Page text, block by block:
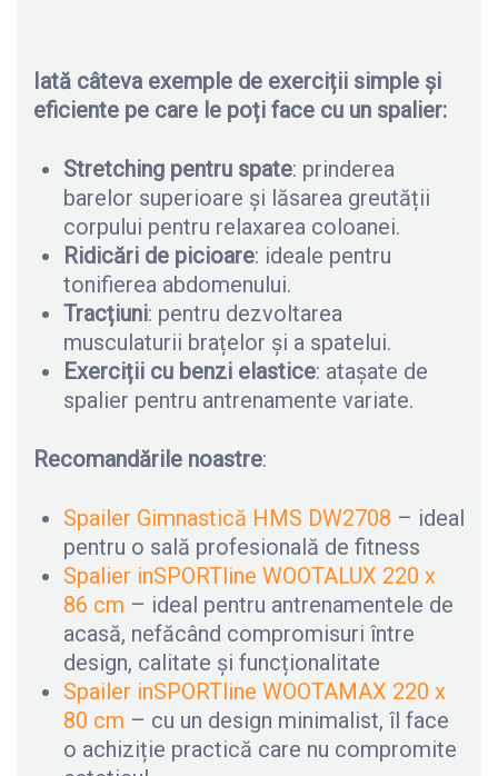
Iată câteva exemple de exerciții simple și
eficiente pe care le poți face cu un spalier:
Stretching pentru spate: prinderea
barelor superioare și lăsarea greutății
corpului pentru relaxarea coloanei.
Ridicări de picioare: ideale pentru
tonifierea abdomenului.
Tracțiuni: pentru dezvoltarea
musculaturii brațelor și a spatelui.
Exerciții cu benzi elastice: atașate de
spalier pentru antrenamente variate.
Recomandările noastre:
Spailer Gimnastică HMS DW2708 – ideal
pentru o sală profesională de fitness
Spalier inSPORTline WOOTALUX 220 x
86 cm – ideal pentru antrenamentele de
acasă, nefăcând compromisuri între
design, calitate și funcționalitate
Spailer inSPORTline WOOTAMAX 220 x
80 cm – cu un design minimalist, îl face
o achiziție practică care nu compromite